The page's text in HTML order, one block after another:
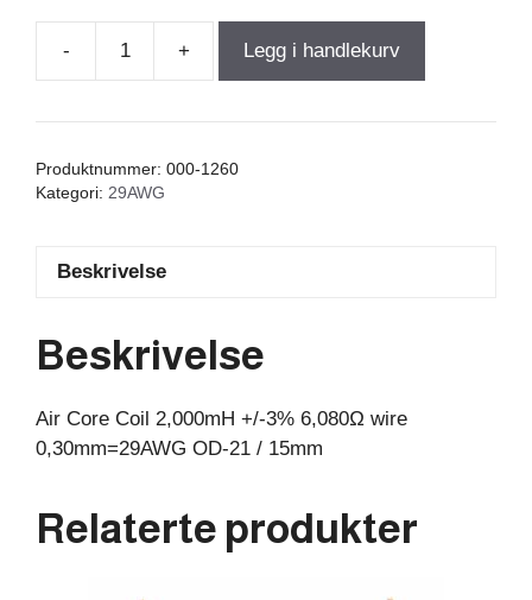
-
Coil
antall
+ Legg i handlekurv
Produktnummer: 000-1260
Kategori: 29AWG
Beskrivelse
Beskrivelse
Air Core Coil 2,000mH +/-3% 6,080Ω wire
0,30mm=29AWG OD-21 / 15mm
Relaterte produkter